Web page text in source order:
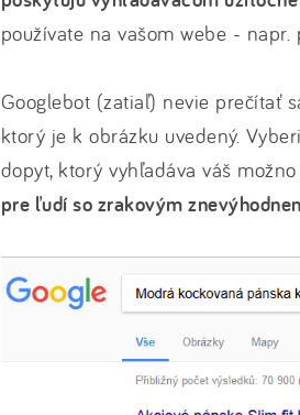
používate na vašom webe - napr.
Googlebot (zatiaľ) nevie prečítať
ktorý je k obrázku uvedený.
dopyt, ktorý vyhľadáva váš
pre ľudí so zrakovým